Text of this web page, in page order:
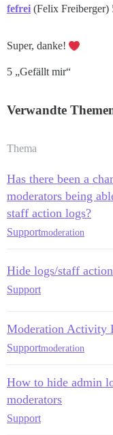
fefrei (Felix Freiberger)
Super, danke!
5 „Gefällt mir“
Verwandte
Thema
Has there been a
moderators being
staff action logs?
Supportmoderation
Hide logs/staff
Support
Moderation Activity
Supportmoderation
How to hide admin
moderators
Support